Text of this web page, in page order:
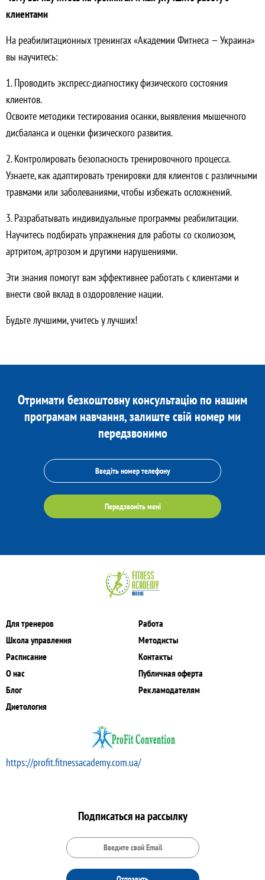
клиентами
На реабилитационных тренингах «Академии Фитнеса — Украина»
вы научитесь:
1. Проводить экспресс-диагностику физического состояния
клиентов.
Освоите методики тестирования осанки, выявления мышечного
дисбаланса и оценки физического развития.
2. Контролировать безопасность тренировочного процесса.
Узнаете, как адаптировать тренировки для клиентов с различными
травмами или заболеваниями, чтобы избежать осложнений.
3. Разрабатывать индивидуальные программы реабилитации.
Научитесь подбирать упражнения для работы со сколиозом,
артритом, артрозом и другими нарушениями.
Эти знания помогут вам эффективнее работать с клиентами и
внести свой вклад в оздоровление нации.
Будьте лучшими, учитесь у лучших!
Отримати безкоштовну консультацію по нашим
програмам навчання, залиште свій номер ми
передзвонимо
Передзвоніть мені
Для тренеров
Школа управления
Расписание
О нас
Блог
Диетология
Работа
Методисты
Контакты
Публичная оферта
Рекламодателям
https://profit.fitnessacademy.com.ua/
Подписаться на рассылку